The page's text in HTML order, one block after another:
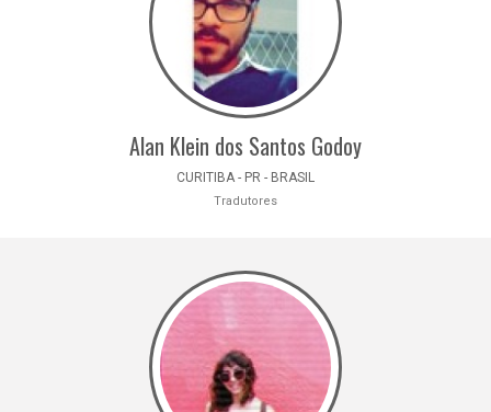
Alan Klein dos Santos Godoy
CURITIBA - PR - BRASIL
Tradutores